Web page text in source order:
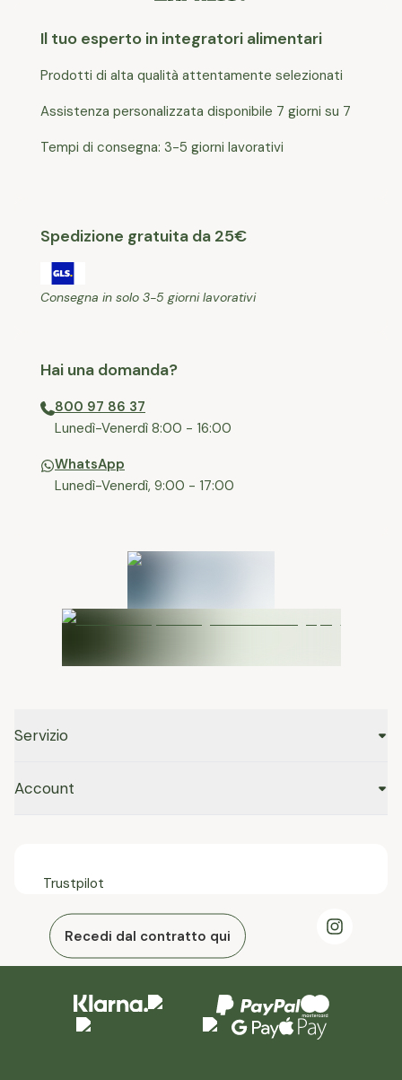
Il tuo esperto in integratori alimentari
Prodotti di alta qualità attentamente selezionati
Assistenza personalizzata disponibile 7 giorni su 7
Tempi di consegna: 3-5 giorni lavorativi
Spedizione gratuita da 25€
Consegna in solo 3-5 giorni lavorativi
Hai una domanda?
800 97 86 37
⁠Lunedì-Venerdì 8:00 - 16:00
WhatsApp
Lunedì-Venerdì, 9:00 - 17:00
Servizio
Account
Trustpilot
Recedi dal contratto qui